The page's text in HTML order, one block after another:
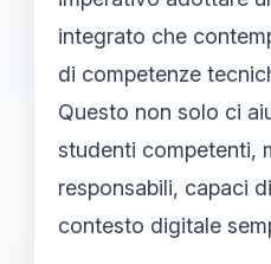
integrato che
di competenze
Questo non solo ci
studenti competenti,
responsabili, capaci
contesto digitale